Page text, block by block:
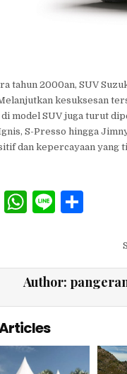
tahun 2000an, SUV
kesuksesan
model SUV juga turut
S-Presso hingga
dan kepercayaan yang
W
s
A
p
p
Li S
e
Author: